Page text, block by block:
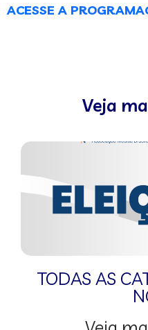
ACESSE A
Veja
TODAS AS